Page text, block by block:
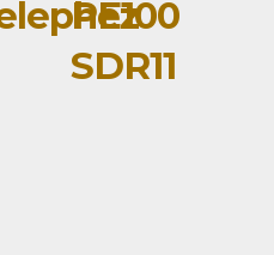
PE100
SDR11